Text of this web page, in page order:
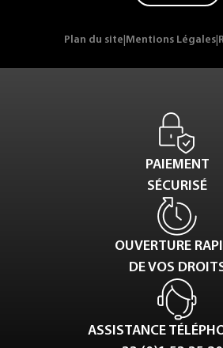
Plan du site Mentions Légales
PAIEMENT
SÉCURISÉ
OUVERTURE
DE VOS
ASSISTANCE